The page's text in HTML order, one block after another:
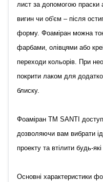
лист за допомогою праски
вигин чи об'єм – після
форму. Фоаміран можна
фарбами, олівцями або
переходи кольорів. При
покрити лаком для
блиску.
Фоаміран TM SANTI
дозволяючи вам вибрати
проекту та втілити будь-які
Основні характеристики